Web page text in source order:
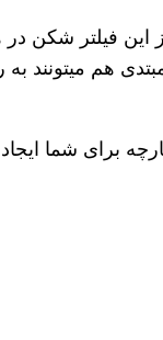
فیلتر شکن
هم میتونند به
برای شما